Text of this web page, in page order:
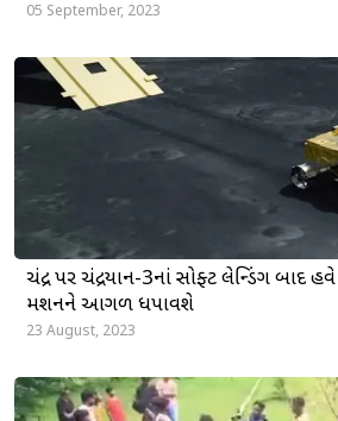
05 September, 2023
ચંદ્ર પર ચંદ્રયાન-3નાં સોફ્ટ લેન્ડિંગ બાદ હવે
મિશનને આગળ ધપાવશે
23 August, 2023